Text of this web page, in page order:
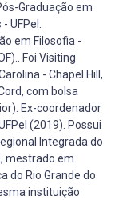
Graduação em
UFPel.
em Filosofia -
Foi Visiting
- Chapel Hill,
com bolsa
Ex-coordenador
(2019). Possui
Integrada do
mestrado em
do Rio Grande do
instituição